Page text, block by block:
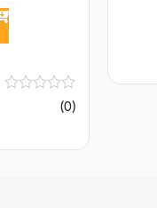
אין
ביקורות
(0)